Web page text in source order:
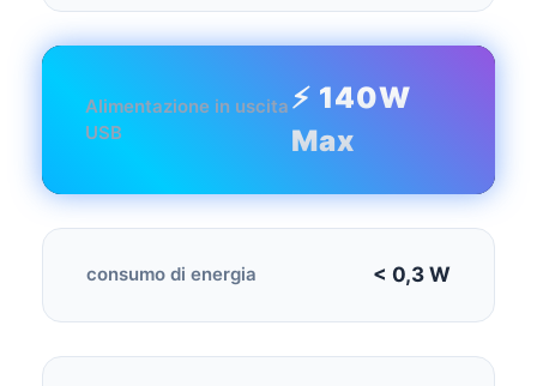
Alimentazione in uscita
USB
⚡ 140W
Max
consumo di energia < 0,3 W